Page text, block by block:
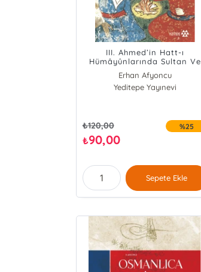
III. Ahmed’in Hatt-ı
Hümâyûnlarında Sultan Ve
Sağlık
Erhan Afyoncu
Yeditepe Yayınevi
₺120,00
₺90,00
%25
Sepete Ekle